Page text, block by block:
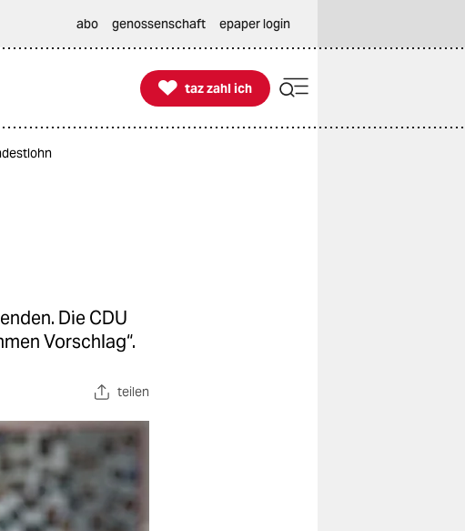
abo genossenschaft epaper login

taz zahl ich
taz zahl ich
Die CDU
Vorschlag“.
teilen